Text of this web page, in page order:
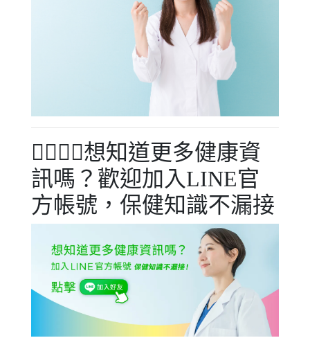
🧑‍⚕️👩‍⚕️想知道更多健康資
訊嗎？歡迎加入LINE官
方帳號，保健知識不漏接